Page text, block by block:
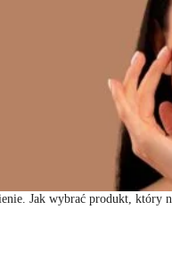
Jak wybrać produkt, który